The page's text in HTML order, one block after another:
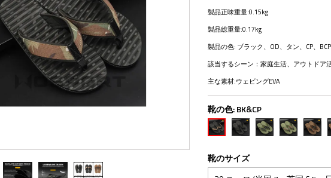
製品正味重量:0.15kg
製品総重量:0.17kg
製品の色: ブラック、OD、タン、CP、BCP
該当するシーン：家庭生活、アウトドア
主な素材:ウェビングEVA
靴の色:BK&CP
BK&CPBK&BCPOD&BCPOD&CP
靴のサイズ